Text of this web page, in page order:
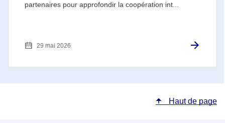
partenaires pour approfondir la coopération int...
29 mai 2026
Haut de page